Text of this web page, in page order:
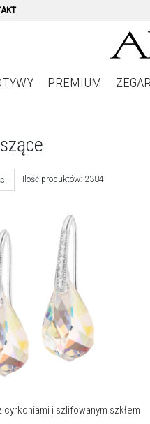
PREMIUM
Ilość produktów: 2384
i szlifowanym szkłem